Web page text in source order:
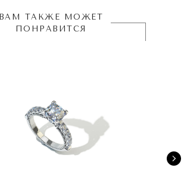
ВАМ ТАКЖЕ МОЖЕТ
ПОНРАВИТСЯ